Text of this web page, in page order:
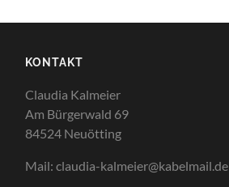
KONTAKT
Claudia Kalmeier
Am Bürgerwald 69
84524 Neuötting
Mail: claudia-kalmeier@kabelmail.de